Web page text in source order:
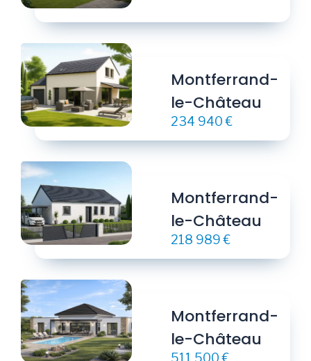
Montferrand-
le-Château
234 940 €
Montferrand-
le-Château
218 989 €
Montferrand-
le-Château
511 500 €